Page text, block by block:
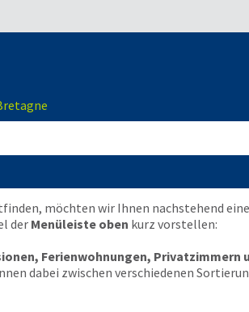
möchten wir Ihnen nachstehend
der Menüleiste oben kurz vorstellen:
Ferienwohnungen, Privatzimmern
dabei zwischen verschiedenen